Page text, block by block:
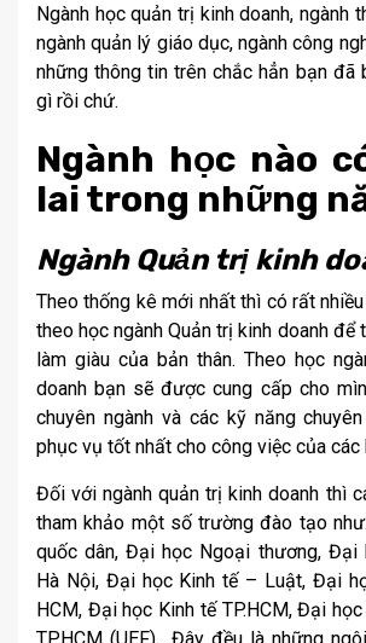
Ngành học quản trị kinh doanh, ngành
ngành quản lý giáo dục, ngành công
những thông tin trên chắc hẳn bạn đã
gì rồi chứ.
Ngành học nào
lai trong những
Ngành Quản trị kinh
Theo thống kê mới nhất thì có rất
theo học ngành Quản trị kinh doanh để
làm giàu của bản thân. Theo học
doanh bạn sẽ được cung cấp cho
chuyên ngành và các kỹ năng
phục vụ tốt nhất cho công việc của các
Đối với ngành quản trị kinh doanh thì
tham khảo một số trường đào tạo
quốc dân, Đại học Ngoại thương, Đại
Hà Nội, Đại học Kinh tế – Luật, Đại
HCM, Đại học Kinh tế TP.HCM, Đại
TP.HCM (UEF),…Đây đều là những